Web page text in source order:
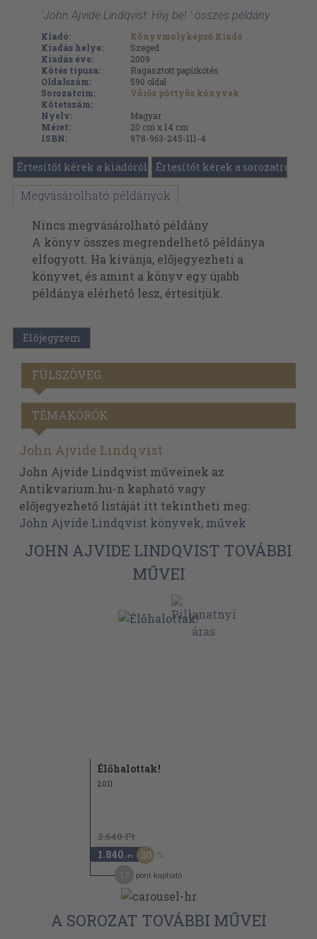
'John Ajvide Lindqvist: Hívj be! ' összes példány
Kiadó:
Könyvmolyképző Kiadó
Kiadás helye:
Szeged
Kiadás éve:
2009
Kötés típusa:
Ragasztott papírkötés
Oldalszám:
590 oldal
Sorozatcím:
Vörös pöttyös könyvek
Kötetszám:
Nyelv:
Magyar
Méret:
20 cm x 14 cm
ISBN:
978-963-245-111-4
Értesítőt kérek a kiadóról Értesítőt kérek a sorozatról
Megvásárolható példányok
Nincs megvásárolható példány
A könyv összes megrendelhető példánya
elfogyott. Ha kívánja, előjegyezheti a
könyvet, és amint a könyv egy újabb
példánya elérhető lesz, értesítjük.
Előjegyzem
FÜLSZÖVEG
TÉMAKÖRÖK
John Ajvide Lindqvist
John Ajvide Lindqvist műveinek az
Antikvarium.hu-n kapható vagy
előjegyezhető listáját itt tekintheti meg:
John Ajvide Lindqvist könyvek, művek
JOHN AJVIDE LINDQVIST TOVÁBBI
MŰVEI
Élőhalottak!
2011
2.640 Ft
1.840 ,-Ft 30
pont kapható
A SOROZAT TOVÁBBI MŰVEI